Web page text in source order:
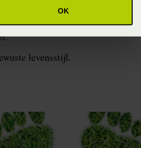
OK
beschermen die dat
duurzamere wereld,
levensstijl.